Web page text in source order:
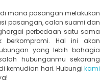
mana pasangan melakukan
pasangan, calon suami dan
perbedaan satu sama
Hal ini akan
yang lebih bahagia
hubunganmu sekarang
kemudian hari. Hubungi kami